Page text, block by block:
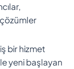
bir hizmet
yeni başlayan